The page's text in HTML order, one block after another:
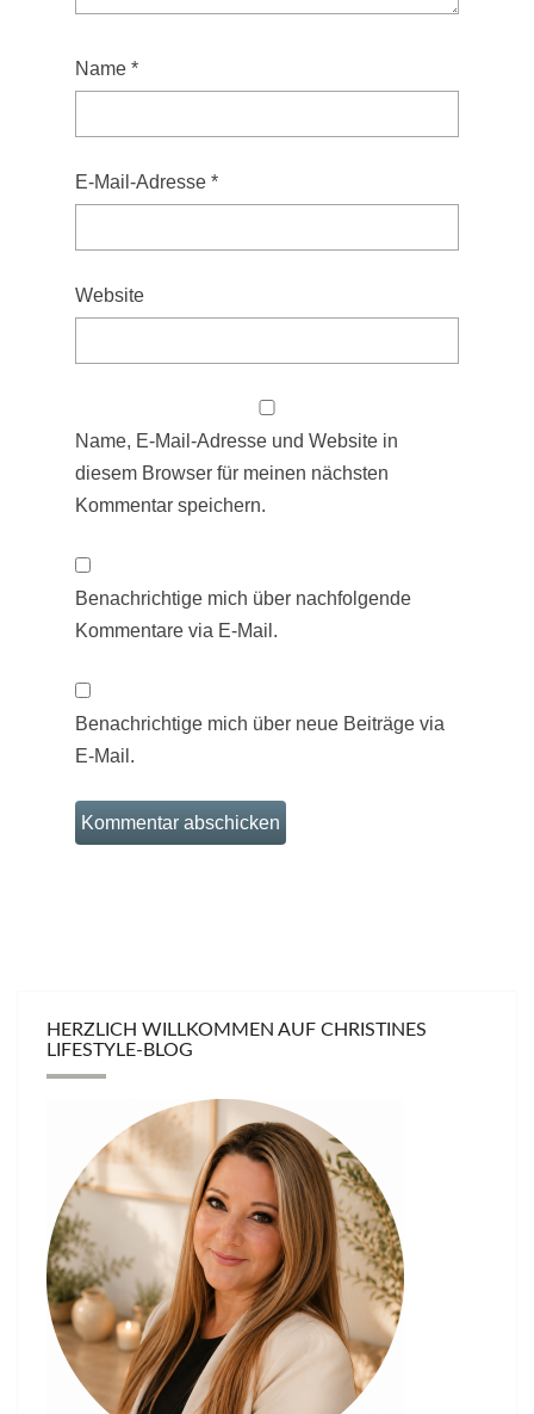
Name *
E-Mail-Adresse *
Website
Name, E-Mail-Adresse und Website in
diesem Browser für meinen nächsten
Kommentar speichern.
Benachrichtige mich über nachfolgende
Kommentare via E-Mail.
Benachrichtige mich über neue Beiträge via
E-Mail.
HERZLICH WILLKOMMEN AUF CHRISTINES
LIFESTYLE-BLOG